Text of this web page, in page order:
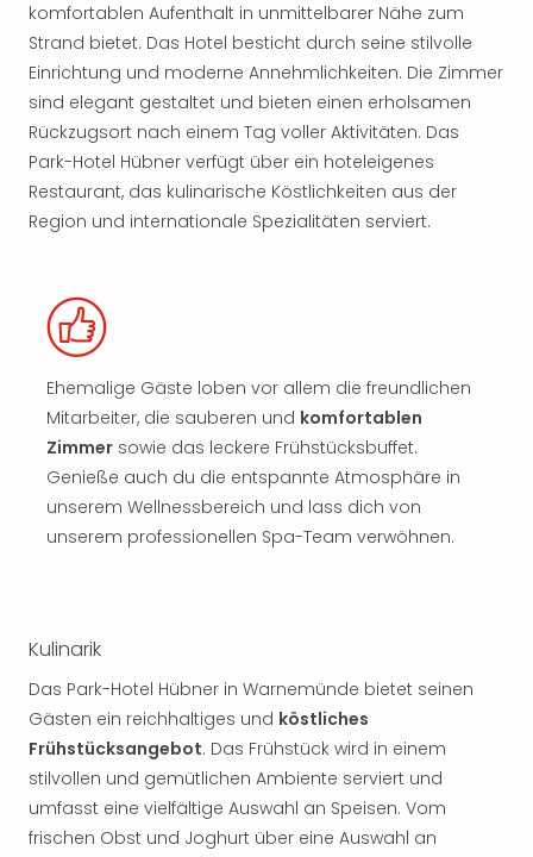
komfortablen Aufenthalt in unmittelbarer Nähe zum
Strand bietet. Das Hotel besticht durch seine stilvolle
Einrichtung und moderne Annehmlichkeiten. Die Zimmer
sind elegant gestaltet und bieten einen erholsamen
Rückzugsort nach einem Tag voller Aktivitäten. Das
Park-Hotel Hübner verfügt über ein hoteleigenes
Restaurant, das kulinarische Köstlichkeiten aus der
Region und internationale Spezialitäten serviert.
Ehemalige Gäste loben vor allem die freundlichen
Mitarbeiter, die sauberen und komfortablen
Zimmer sowie das leckere Frühstücksbuffet.
Genieße auch du die entspannte Atmosphäre in
unserem Wellnessbereich und lass dich von
unserem professionellen Spa-Team verwöhnen.
Kulinarik
Das Park-Hotel Hübner in Warnemünde bietet seinen
Gästen ein reichhaltiges und köstliches
Frühstücksangebot. Das Frühstück wird in einem
stilvollen und gemütlichen Ambiente serviert und
umfasst eine vielfältige Auswahl an Speisen. Vom
frischen Obst und Joghurt über eine Auswahl an